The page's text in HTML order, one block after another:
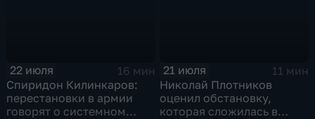
22 июля
16 мин
Спиридон Килинкаров:
перестановки в армии
говорят о системном
21 июля
11 мин
Николай Плотников
оценил обстановку,
которая сложилась в